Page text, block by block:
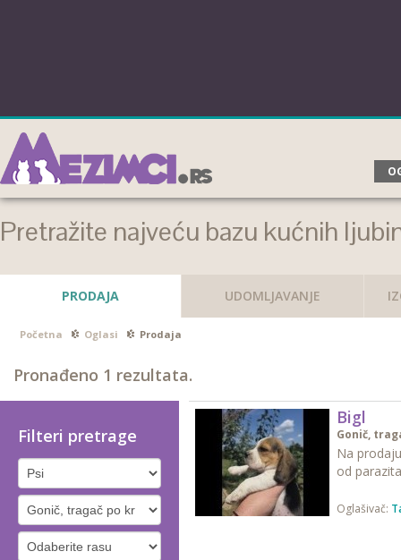
Pretražite najveću bazu kućnih
PRODAJA UDOMLJAVANJE
Početna Oglasi Prodaja
Pronađeno 1 rezultata.
Filteri pretrage
Bigl
Gonič,
Na
od
Oglašivač: